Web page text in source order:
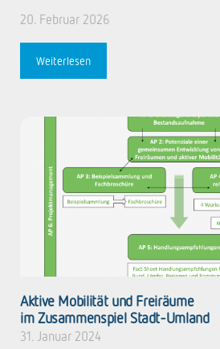
20. Februar 2026
Weiterlesen
Aktive Mobilität und Freiräume
im Zusammenspiel Stadt-Umland
31. Januar 2024